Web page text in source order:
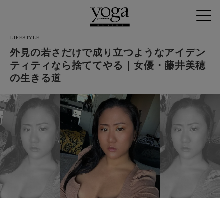
LIFESTYLE
外見の若さだけで成り立つようなアイデン
ティティなら捨ててやる｜女優・藤井美穂
の生きる道